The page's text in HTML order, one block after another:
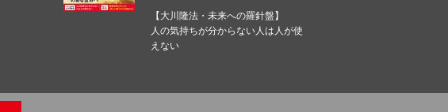
【大川隆法・未来への羅針盤】
人の気持ちが分からない人は人が使
えない